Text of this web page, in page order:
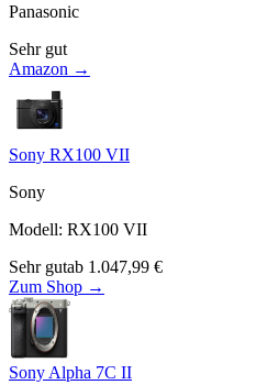
Panasonic
Sehr gut
Amazon →
Sony RX100 VII
Sony
Modell: RX100 VII
Sehr gutab 1.047,99 €
Zum Shop →
Sony Alpha 7C II